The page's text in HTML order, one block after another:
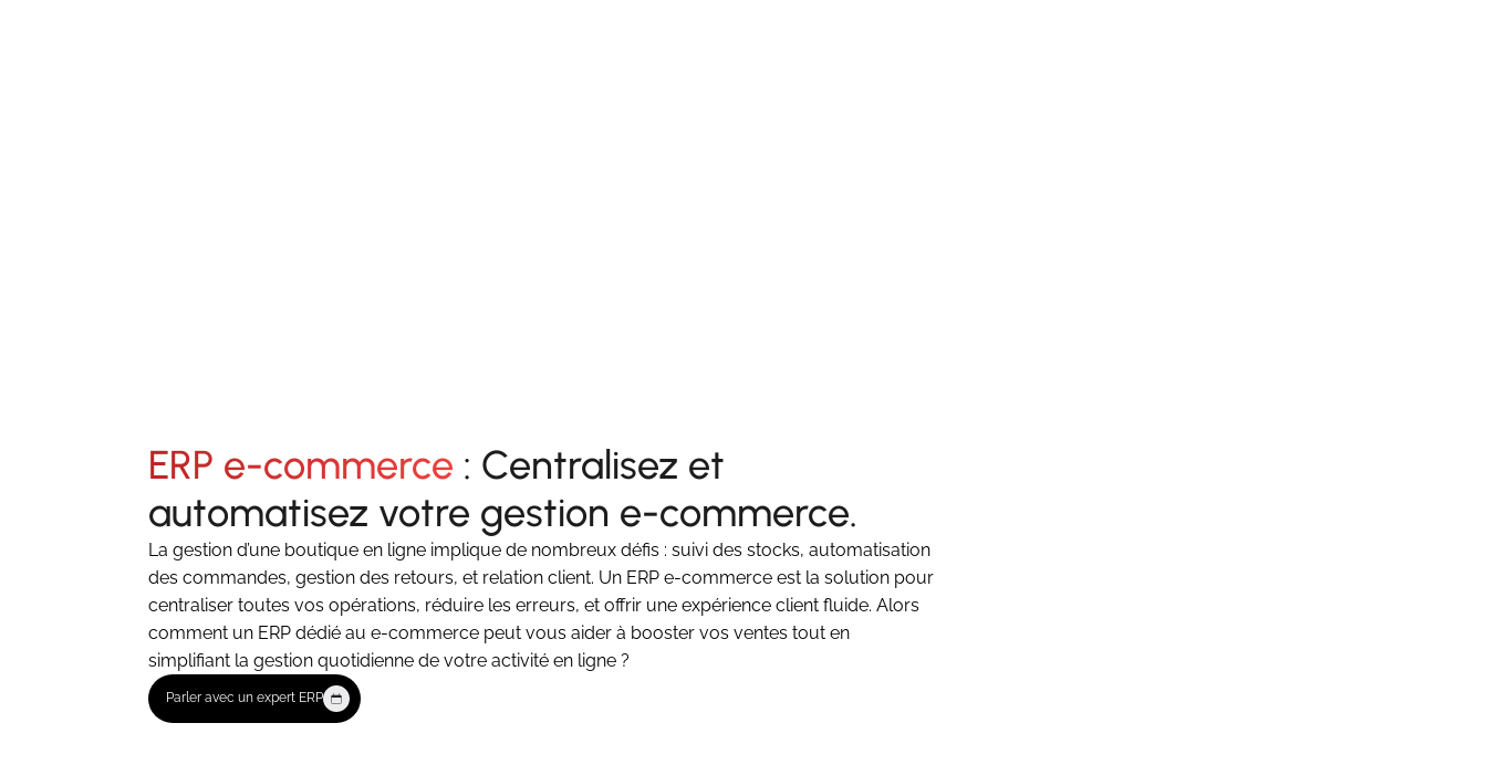
ERP e-commerce : Centralisez et
automatisez votre gestion e-commerce.
La gestion d’une boutique en ligne implique de nombreux défis : suivi des stocks, automatisation
des commandes, gestion des retours, et relation client. Un ERP e-commerce est la solution pour
centraliser toutes vos opérations, réduire les erreurs, et offrir une expérience client fluide. Alors
comment un ERP dédié au e-commerce peut vous aider à booster vos ventes tout en
simplifiant la gestion quotidienne de votre activité en ligne ?
Parler avec un expert ERP